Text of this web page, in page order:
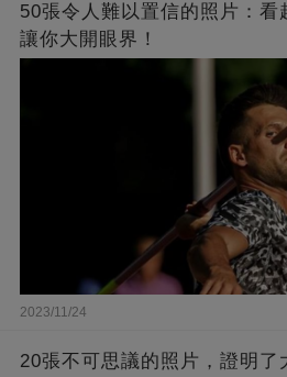
50張令人難以置信的照片：看
讓你大開眼界！
2023/11/24
20張不可思議的照片，證明了